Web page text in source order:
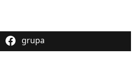
grupa